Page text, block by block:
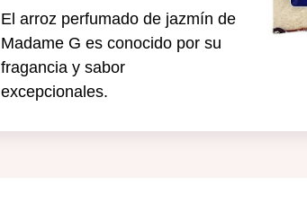
El arroz perfumado de jazmín de
Madame G es conocido por su
fragancia y sabor
excepcionales.